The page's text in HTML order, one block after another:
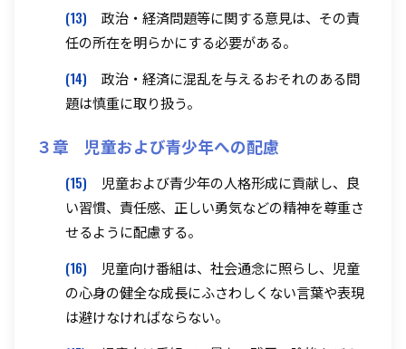
(13)
政治・経済問題等に関する意見は、その責
任の所在を明らかにする必要がある。
(14)
政治・経済に混乱を与えるおそれのある問
題は慎重に取り扱う。
３章 児童および青少年への配慮
(15)
児童および青少年の人格形成に貢献し、良
い習慣、責任感、正しい勇気などの精神を尊重さ
せるように配慮する。
(16)
児童向け番組は、社会通念に照らし、児童
の心身の健全な成長にふさわしくない言葉や表現
は避けなければならない。